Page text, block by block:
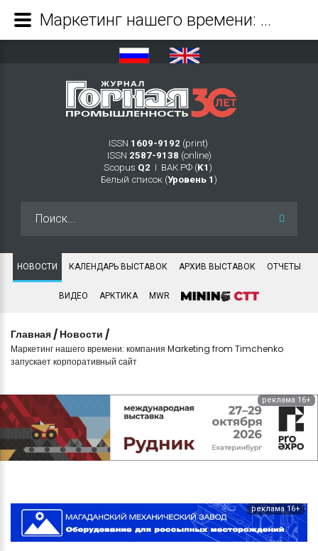
ISSN 1609-9192 (print)
ISSN 2587-9138 (online)
Scopus Q2 Ι ВАК РФ (K1 )
Белый список (Уровень 1 )
НОВОСТИ КАЛЕНДАРЬ ВЫСТАВОК АРХИВ ВЫСТАВОК ОТЧЕТЫ
ВИДЕО АРКТИКА MWR
Главная / Новости /
Маркетинг нашего времени: компания Marketing from Timchenko
запускает корпоративный сайт
реклама 16+
реклама 16+
Маркетинг нашего времени: компания Marketing from Timchenko запускает корпоративный сайт - Журнал Горная промышленность